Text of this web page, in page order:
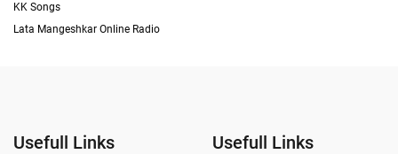
KK Songs
Lata Mangeshkar Online Radio
Usefull Links Usefull Links